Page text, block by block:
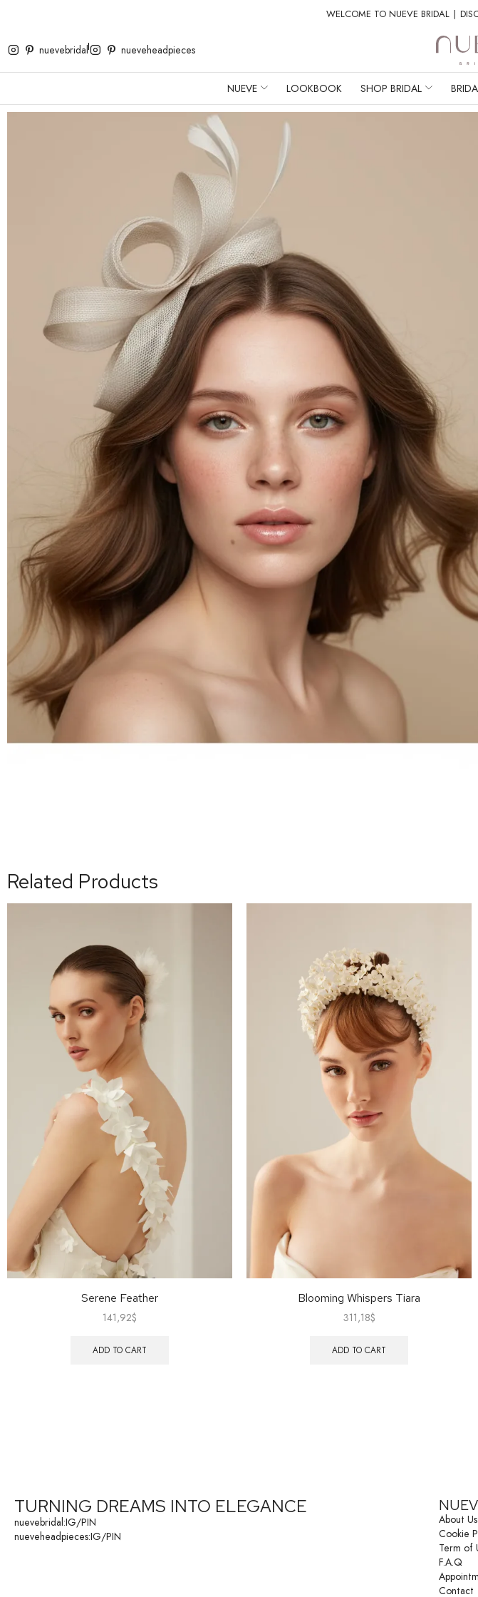
WELCOME TO NUEVE BRIDAL ∣
nuevebridal nueveheadpieces
NUEVE LOOKBOOK SHOP BRIDAL
Related Products
Serene Feather
141,92$
ADD TO CART
Blooming Whispers Tiara
311,18$
ADD TO CART
TURNING DREAMS INTO ELEGANCE
nuevebridal:IG/PIN
nueveheadpieces:IG/PIN
About Us
Cookie
Term of
F.A.Q
Contact